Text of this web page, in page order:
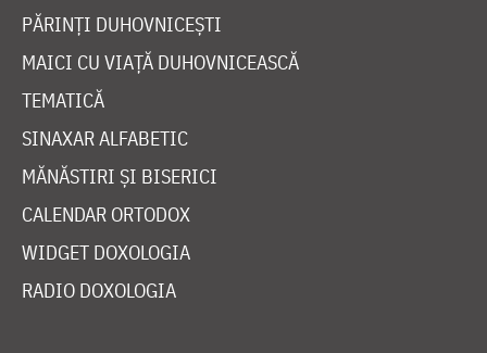
PĂRINȚI DUHOVNICEȘTI
MAICI CU VIAȚĂ DUHOVNICEASCĂ
TEMATICĂ
SINAXAR ALFABETIC
MĂNĂSTIRI ȘI BISERICI
CALENDAR ORTODOX
WIDGET DOXOLOGIA
RADIO DOXOLOGIA